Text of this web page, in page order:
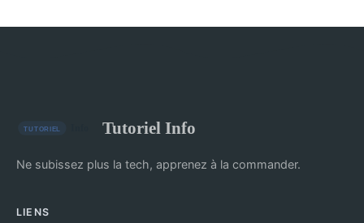
Tutoriel Info
Ne subissez plus la tech, apprenez à la commander.
LIENS